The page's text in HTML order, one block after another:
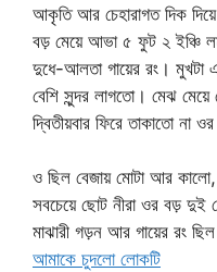
আকৃতি আর চেহারাগত দিক দিয়ে
বড় মেয়ে আভা ৫ ফুট ২ ইঞ্চি
দুধে-আলতা গায়ের রং।
বেশি সুন্দর লাগতো। মেঝ
দ্বিতীয়বার ফিরে তাকাতো না
ও ছিল বেজায় মোটা আর
সবচেয়ে ছোট নীরা ওর বড় দুই
মাঝারী গড়ন আর গায়ের রং
আমাকে চুদলো লোকটি